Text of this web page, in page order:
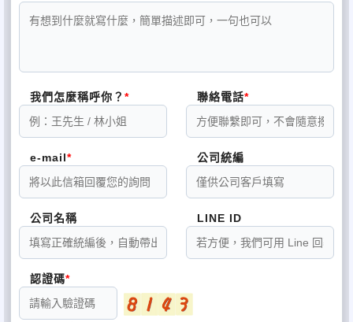
灣近500多家大小五金盤商與文具生活百貨店的供貨服務外；更同時
將產品行銷世界各國。
我們怎麼稱呼你？ 聯絡電話
e-mail 公司統編
公司名稱 LINE ID
認證碼